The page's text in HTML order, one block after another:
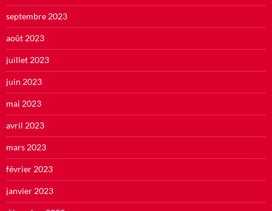
septembre 2023
août 2023
juillet 2023
juin 2023
mai 2023
avril 2023
mars 2023
février 2023
janvier 2023